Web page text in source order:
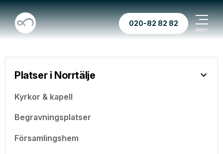
020-82 82 82
Platser i Norrtälje
Kyrkor & kapell
Begravningsplatser
Församlingshem